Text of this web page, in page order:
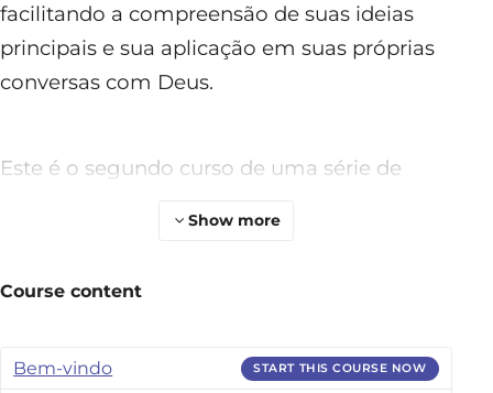
facilitando a compreensão de suas ideias
principais e sua aplicação em suas próprias
conversas com Deus.
Este é o segundo curso de uma série de
Show more
Course content
Bem-vindo START THIS COURSE NOW